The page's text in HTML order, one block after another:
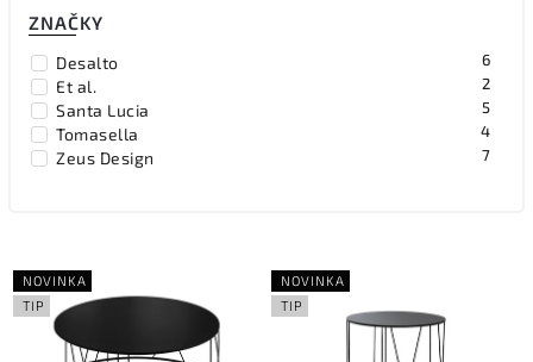
ZNAČKY
Desalto 6
Et al. 2
Santa Lucia 5
Tomasella 4
Zeus Design 7
NOVINKA
TIP
NOVINKA
TIP